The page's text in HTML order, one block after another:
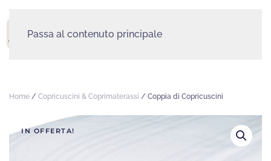
Passa al contenuto principale
Home / Copricuscini & Coprimaterassi / Coppia di Copricuscini
IN OFFERTA!